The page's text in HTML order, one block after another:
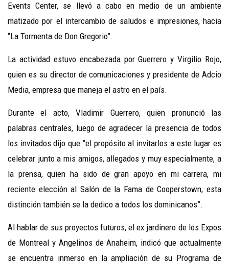
Events Center, se llevó a cabo en medio de un ambiente
matizado por el intercambio de saludos e impresiones, hacia
“La Tormenta de Don Gregorio”.
La actividad estuvo encabezada por Guerrero y Virgilio Rojo,
quien es su director de comunicaciones y presidente de Adcio
Media, empresa que maneja el astro en el país.
Durante el acto, Vladimir Guerrero, quien pronunció las
palabras centrales, luego de agradecer la presencia de todos
los invitados dijo que “el propósito al invitarlos a este lugar es
celebrar junto a mis amigos, allegados y muy especialmente, a
la prensa, quien ha sido de gran apoyo en mi carrera, mi
reciente elección al Salón de la Fama de Cooperstown, esta
distinción también se la dedico a todos los dominicanos”.
Al hablar de sus proyectos futuros, el ex jardinero de los Expos
de Montreal y Angelinos de Anaheim, indicó que actualmente
se encuentra inmerso en la ampliación de su Programa de